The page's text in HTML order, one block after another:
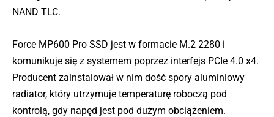
NAND TLC.
Force MP600 Pro SSD jest w formacie M.2 2280 i
komunikuje się z systemem poprzez interfejs PCIe 4.0 x4.
Producent zainstalował w nim dość spory aluminiowy
radiator, który utrzymuje temperaturę roboczą pod
kontrolą, gdy napęd jest pod dużym obciążeniem.